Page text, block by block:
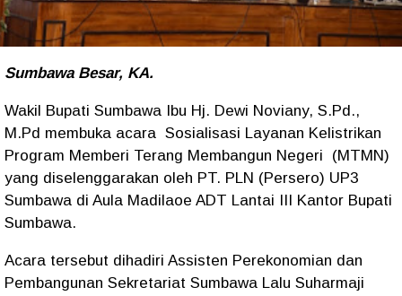
Sumbawa Besar, KA.
Wakil Bupati Sumbawa Ibu Hj. Dewi Noviany, S.Pd.,
M.Pd membuka acara Sosialisasi Layanan Kelistrikan
Program Memberi Terang Membangun Negeri (MTMN)
yang diselenggarakan oleh PT. PLN (Persero) UP3
Sumbawa di Aula Madilaoe ADT Lantai III Kantor Bupati
Sumbawa.
Acara tersebut dihadiri Assisten Perekonomian dan
Pembangunan Sekretariat Sumbawa Lalu Suharmaji